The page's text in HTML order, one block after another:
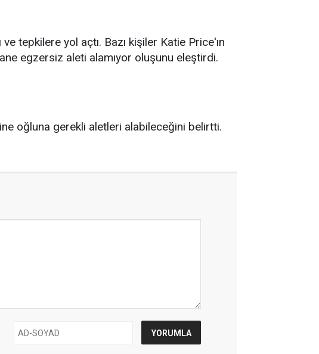
tepkilere yol açtı. Bazı kişiler Katie Price'ın
egzersiz aleti alamıyor oluşunu eleştirdi.
oğluna gerekli aletleri alabileceğini belirtti.